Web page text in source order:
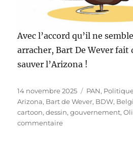
Avec l’accord qu’il ne
arracher, Bart De Wever fait
sauver l’Arizona !
Publié
le
14 novembre 2025 Catégories
PAN,
Arizona, Bart de Wever, BDW,
cartoon,dessin,gouvernement,Oli
commentairesur